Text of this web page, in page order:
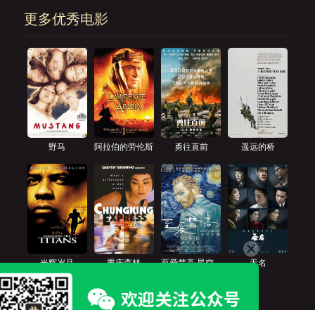
更多优秀电影
野马 阿拉伯的劳伦斯 勇往直前 遥远的桥
光辉岁月 重庆森林
至爱梵高·星空
无名